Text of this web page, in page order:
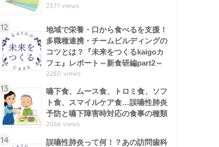
2371 views
12
地域で栄養・口から食べるを支援！
多職種連携・チームビルディングの
コツとは？『未来をつくるkaigoカ
フェ』レポート～新食研編part2～
2280 views
13
嚥下食、ムース食、トロミ食、ソフ
ト食、スマイルケア食…誤嚥性肺炎
予防と嚥下障害時対応の食事の種類
2066 views
14
誤嚥性肺炎って何！？あの訪問歯科